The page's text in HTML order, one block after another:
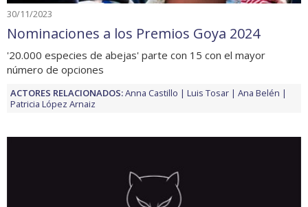
30/11/2023
Nominaciones a los Premios Goya 2024
'20.000 especies de abejas' parte con 15 con el mayor
número de opciones
ACTORES RELACIONADOS:Anna Castillo Luis Tosar
Ana Belén
Patricia López Arnaiz